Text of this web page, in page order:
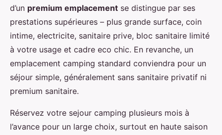
d’un premium emplacement se distingue par ses
prestations supérieures – plus grande surface, coin
intime, electricite, sanitaire prive, bloc sanitaire limité
à votre usage et cadre eco chic. En revanche, un
emplacement camping standard conviendra pour un
séjour simple, généralement sans sanitaire privatif ni
premium sanitaire.
Réservez votre sejour camping plusieurs mois à
l’avance pour un large choix, surtout en haute saison